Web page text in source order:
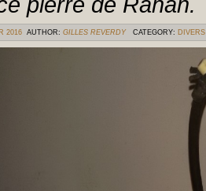
2016 AUTHOR: GILLES REVERDY CATEGORY: DIVERS